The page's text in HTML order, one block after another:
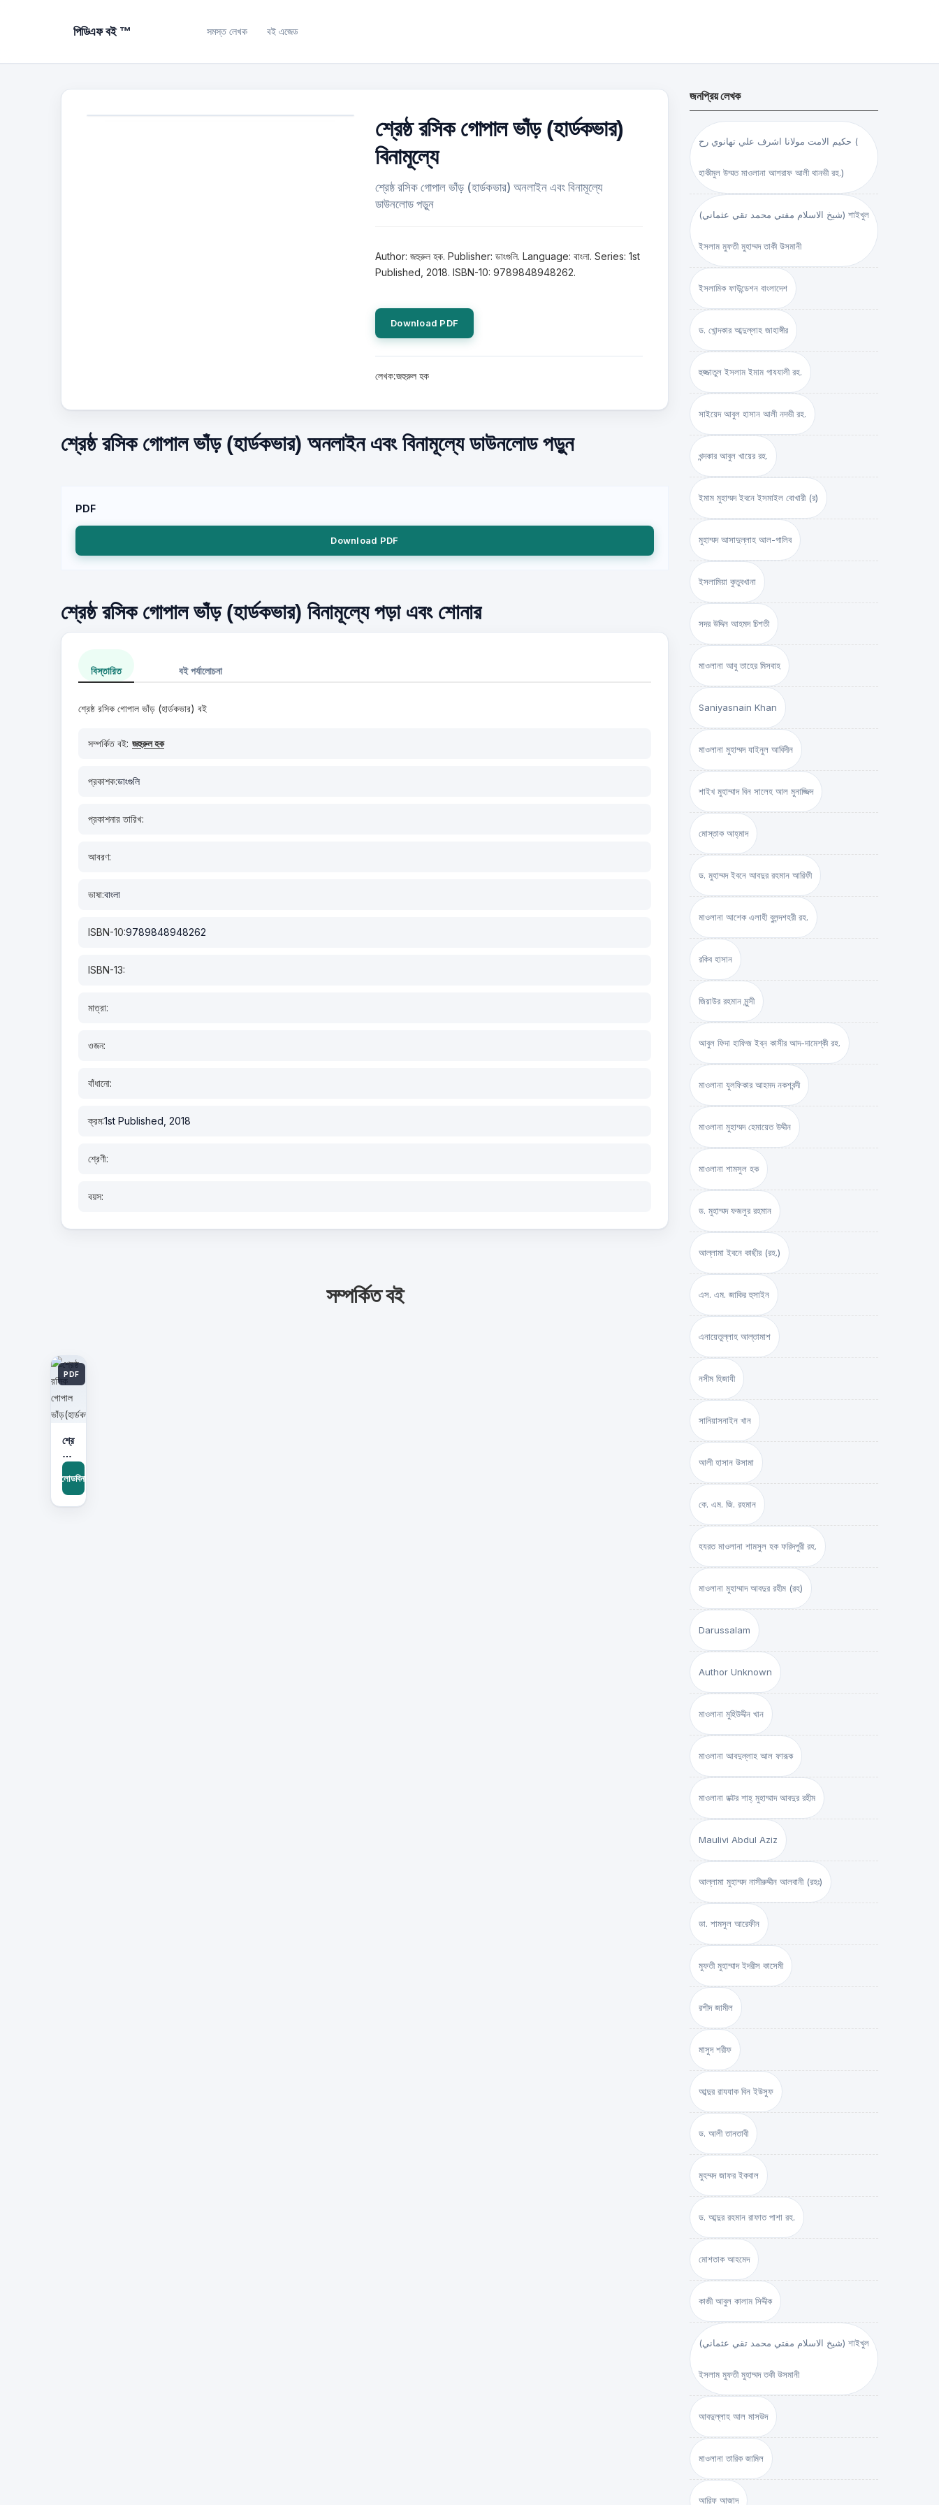
পিডিএফ বই ™ সমস্ত লেখক বই এজেড
শ্রেষ্ঠ রসিক গোপাল ভাঁড় (হার্ডকভার)
বিনামূল্যে
শ্রেষ্ঠ রসিক গোপাল ভাঁড় (হার্ডকভার) অনলাইন এবং বিনামূল্যে
ডাউনলোড পড়ুন
Author: জহুরুল হক. Publisher: ডাংগুলি. Language: বাংলা. Series: 1st
Published, 2018. ISBN-10: 9789848948262.
Download PDF
লেখক:জহুরুল হক
শ্রেষ্ঠ রসিক গোপাল ভাঁড় (হার্ডকভার) অনলাইন এবং বিনামূল্যে ডাউনলোড পড়ুন
PDF
Download PDF
শ্রেষ্ঠ রসিক গোপাল ভাঁড় (হার্ডকভার) বিনামূল্যে পড়া এবং শোনার
বিস্তারিত বই পর্যালোচনা
শ্রেষ্ঠ রসিক গোপাল ভাঁড় (হার্ডকভার) বই
সম্পর্কিত বই: জহুরুল হক
প্রকাশক:ডাংগুলি
প্রকাশনার তারিখ:
আবরণ:
ভাষা:বাংলা
ISBN-10:9789848948262
ISBN-13:
মাত্রা:
ওজন:
বাঁধানো:
ক্রম:1st Published, 2018
শ্রেণী:
বয়স:
সম্পর্কিত বই
PDF
শ্রেষ্ঠ
রসিক
গোপাল
ভাঁড়(হার্ডকভার)
ডাউনলোডবিনামূল্যে
জনপ্রিয় লেখক
حكيم الامت مولانا اشرف علي تهانوي رح (
হাকীমুল উম্মত মাওলানা আশরাফ আলী থানভী রহ.)
(شيخ الاسلام مفتي محمد تقي عثماني) শাইখুল
ইসলাম মুফতী মুহাম্মদ তাকী উসমানী
ইসলামিক ফাউন্ডেশন বাংলাদেশ
ড. খোন্দকার আব্দুল্লাহ জাহাঙ্গীর
হুজ্জাতুল ইসলাম ইমাম গাযযালী রহ.
সাইয়েদ আবুল হাসান আলী নদভী রহ.
খন্দকার আবুল খায়ের রহ.
ইমাম মুহাম্মদ ইবনে ইসমাইল বোখারী (র)
মুহাম্মদ আসাদুল্লাহ আল-গালিব
ইসলামিয়া কুতুবখানা
সদর উদ্দিন আহমদ চিশতী
মাওলানা আবু তাহের মিসবাহ
Saniyasnain Khan
মাওলানা মুহাম্মদ যাইনুল আবিদীন
শাইখ মুহাম্মাদ বিন সালেহ আল মুনাজ্জিদ
মোস্তাক আহ্‌মাদ
ড. মুহাম্মদ ইবনে আবদুর রহমান আরিফী
মাওলানা আশেক এলাহী বুলন্দশহরী রহ.
রকিব হাসান
জিয়াউর রহমান মুন্সী
আবুল ফিদা হাফিজ ইব্‌ন কাসীর আদ-দামেশ্‌কী রহ.
মাওলানা যুলফিকার আহমদ নকশবন্দী
মাওলানা মুহাম্মদ হেমায়েত উদ্দীন
মাওলানা শামসুল হক
ড. মুহাম্মদ ফজলুর রহমান
আল্লামা ইবনে কাছীর (রহ.)
এস. এম. জাকির হুসাইন
এনায়েতুল্লাহ আল্‌তামাশ
নসীম হিজাযী
সানিয়াসনাইন খান
আলী হাসান উসামা
কে. এম. জি. রহমান
হযরত মাওলানা শামসুল হক ফরিদপুরী রহ.
মাওলানা মুহাম্মাদ আবদুর রহীম (রহ)
Darussalam
Author Unknown
মাওলানা মুহিউদ্দীন খান
মাওলানা আবদুল্লাহ আল ফারূক
মাওলানা ডক্টর শাহ্‌ মুহাম্মাদ আবদুর রহীম
Maulivi Abdul Aziz
আল্লামা মুহাম্মদ নাসীরুদ্দীন আলবানী (রহঃ)
ডা. শামসুল আরেফীন
মুফতী মুহাম্মাদ ইদরীস কাসেমী
রশীদ জামীল
মাসুদ শরীফ
আব্দুর রাযযাক বিন ইউসুফ
ড. আলী তানতাবী
মুহম্মদ জাফর ইকবাল
ড. আব্দুর রহমান রাফাত পাশা রহ.
মোশতাক আহমেদ
কাজী আবুল কালাম সিদ্দীক
(شيخ الاسلام مفتي محمد تقي عثماني) শাইখুল
ইসলাম মুফতী মুহাম্মদ তকী উসমানী
আবদুল্লাহ আল মাসউদ
মাওলানা তারিক জামিল
আরিফ আজাদ